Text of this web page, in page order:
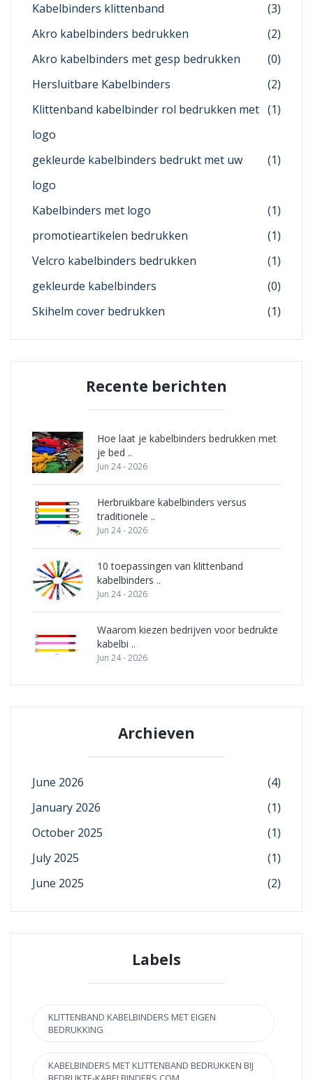
Kabelbinders klittenband
(3)
Akro kabelbinders bedrukken
(2)
Akro kabelbinders met gesp bedrukken
(0)
Hersluitbare Kabelbinders
(2)
Klittenband kabelbinder rol bedrukken met
logo
(1)
gekleurde kabelbinders bedrukt met uw
logo
(1)
Kabelbinders met logo
(1)
promotieartikelen bedrukken
(1)
Velcro kabelbinders bedrukken
(1)
gekleurde kabelbinders
(0)
Skihelm cover bedrukken
(1)
Recente berichten
Hoe laat je kabelbinders bedrukken met
je bed ..
Jun 24 - 2026
Herbruikbare kabelbinders versus
traditionele ..
Jun 24 - 2026
10 toepassingen van klittenband
kabelbinders ..
Jun 24 - 2026
Waarom kiezen bedrijven voor bedrukte
kabelbi ..
Jun 24 - 2026
Archieven
June 2026
(4)
January 2026
(1)
October 2025
(1)
July 2025
(1)
June 2025
(2)
Labels
KLITTENBAND KABELBINDERS MET EIGEN
BEDRUKKING
KABELBINDERS MET KLITTENBAND BEDRUKKEN BIJ